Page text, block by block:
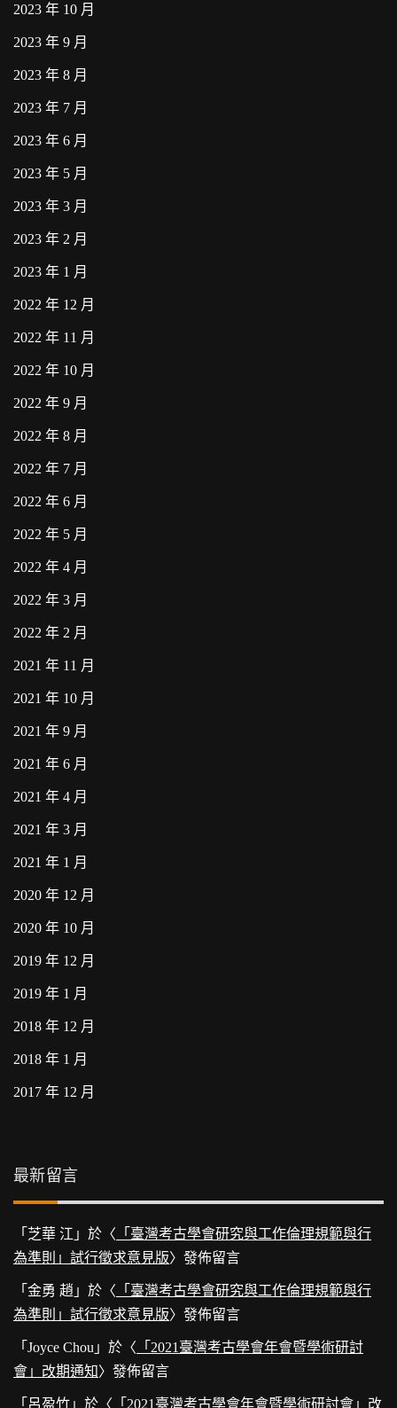
2023 年 10 月
2023 年 9 月
2023 年 8 月
2023 年 7 月
2023 年 6 月
2023 年 5 月
2023 年 3 月
2023 年 2 月
2023 年 1 月
2022 年 12 月
2022 年 11 月
2022 年 10 月
2022 年 9 月
2022 年 8 月
2022 年 7 月
2022 年 6 月
2022 年 5 月
2022 年 4 月
2022 年 3 月
2022 年 2 月
2021 年 11 月
2021 年 10 月
2021 年 9 月
2021 年 6 月
2021 年 4 月
2021 年 3 月
2021 年 1 月
2020 年 12 月
2020 年 10 月
2019 年 12 月
2019 年 1 月
2018 年 12 月
2018 年 1 月
2017 年 12 月
最新留言
「 芝華 江 」於〈 「臺灣考古學會研究與工作倫理規範與行
為準則」試行徵求意見版〉發佈留言
「 金勇 趙 」於〈 「臺灣考古學會研究與工作倫理規範與行
為準則」試行徵求意見版〉發佈留言
「 Joyce Chou 」於〈 「2021臺灣考古學會年會暨學術研討
會」改期通知〉發佈留言
「 呂盈竹 」於〈 「2021臺灣考古學會年會暨學術研討會」改